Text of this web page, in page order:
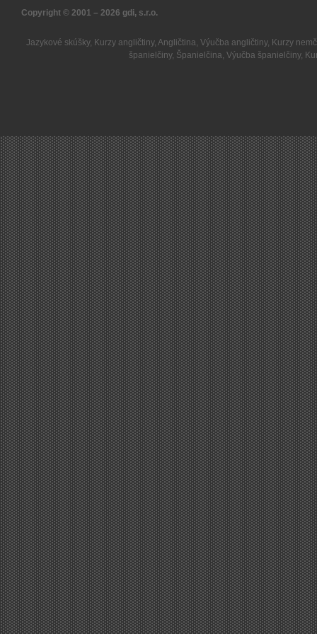
Copyright © 2001 – 2026 gdi, s.r.o.
Jazykové skúšky, Kurzy angličtiny, Angličtina, Výučba angličtiny, Kurzy
španielčiny, Španielčina, Výučba španielčiny,